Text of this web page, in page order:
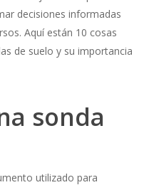
decisiones informadas
Aquí están 10 cosas
de suelo y su importancia
sonda
utilizado para